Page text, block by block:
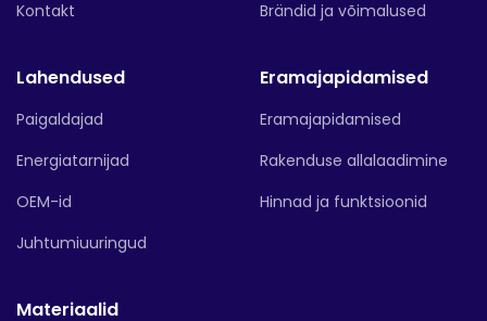
Kontakt
Brändid ja võimalused
Lahendused
Paigaldajad
Energiatarnijad
OEM-id
Juhtumiuuringud
Eramajapidamised
Eramajapidamised
Rakenduse allalaadimine
Hinnad ja funktsioonid
Materiaalid